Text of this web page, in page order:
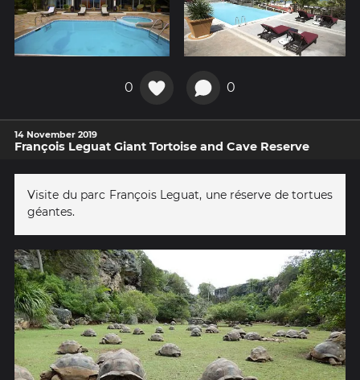
0 0
14 November 2019
François Leguat Giant Tortoise and Cave Reserve
Visite du parc François Leguat, une réserve de tortues
géantes.